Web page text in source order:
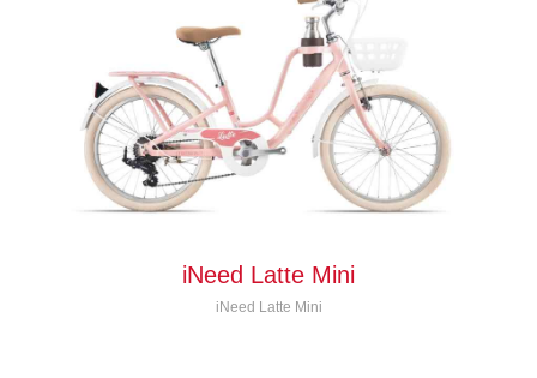
iNeed Latte Mini
iNeed Latte Mini